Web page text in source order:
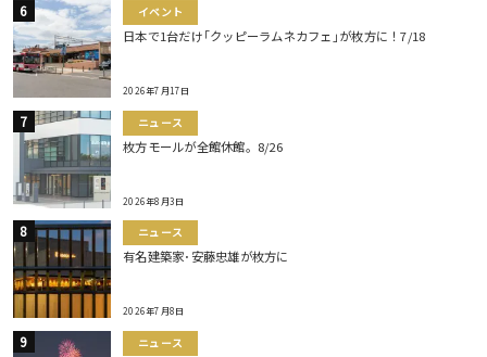
イベント
日本で1台だけ｢クッピーラムネカフェ｣が枚方に！7/18
2026年7月17日
ニュース
枚方モールが全館休館。8/26
2026年8月3日
ニュース
有名建築家･安藤忠雄が枚方に
2026年7月8日
ニュース